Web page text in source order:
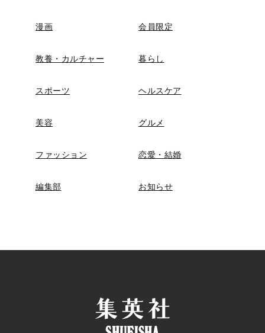
漫画 会員限定
教養・カルチャー 暮らし
スポーツ ヘルスケア
美容 グルメ
ファッション 恋愛・結婚
編集部 お知らせ